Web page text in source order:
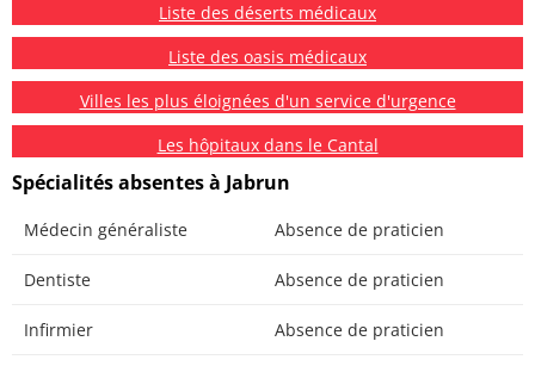
Liste des déserts médicaux
Liste des oasis médicaux
Villes les plus éloignées d'un service d'urgence
Les hôpitaux dans le Cantal
Spécialités absentes à Jabrun
Médecin généraliste Absence de praticien
Dentiste Absence de praticien
Infirmier Absence de praticien